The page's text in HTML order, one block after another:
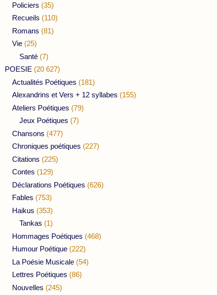
Policiers (35)
Recueils (110)
Romans (81)
Vie (25)
Santé (7)
POESIE (20 627)
Actualités Poétiques (181)
Alexandrins et Vers + 12 syllabes (155)
Ateliers Poétiques (79)
Jeux Poétiques (7)
Chansons (477)
Chroniques poétiques (227)
Citations (225)
Contes (129)
Déclarations Poétiques (626)
Fables (753)
Haikus (353)
Tankas (1)
Hommages Poétiques (468)
Humour Poétique (222)
La Poésie Musicale (54)
Lettres Poétiques (86)
Nouvelles (245)